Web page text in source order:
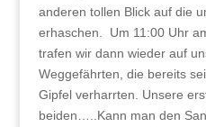
anderen tollen Blick auf die
erhaschen. Um 11:00 Uhr
trafen wir dann wieder auf
Weggefährten, die bereits
Gipfel verharrten. Unsere
beiden…..Kann man den